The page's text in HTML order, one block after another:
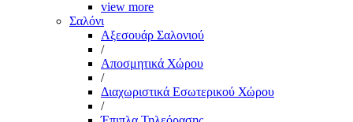
view more
Σαλόνι
Αξεσουάρ Σαλονιού
/
Αποσμητικά Χώρου
/
Διαχωριστικά Εσωτερικού Χώρου
/